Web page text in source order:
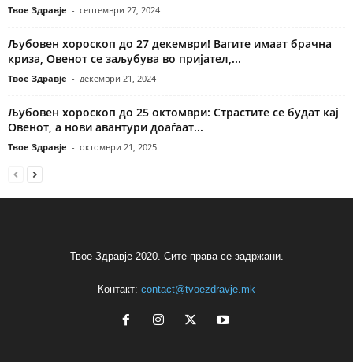
Твое Здравје - септември 27, 2024
Љубовен хороскоп до 27 декември! Вагите имаат брачна
криза, Овенот се заљубува во пријател,...
Твое Здравје - декември 21, 2024
Љубовен хороскоп до 25 октомври: Страстите се будат кај
Овенот, а нови авантури доаѓаат...
Твое Здравје - октомври 21, 2025
Твое Здравје 2020. Сите права се задржани.
Контакт: contact@tvoezdravje.mk